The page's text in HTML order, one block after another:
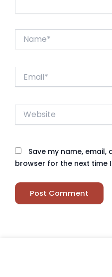
Website
Save my name, email,
browser for the next time